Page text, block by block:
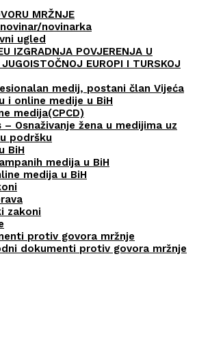
MRŽNJE
novinarka
ugled
IZGRADNJA POVJERENJA U
EUROPI I TURSKOJ
medij, postani član Vijeća
i online medije u BiH
medija(CPCD)
– Osnaživanje žena u medijima uz
podršku
BiH
medija u BiH
medija u BiH
zakoni
protiv govora mržnje
dokumenti protiv govora mržnje